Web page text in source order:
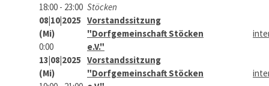
18:00 - 23:00 Stöcken
08|10|2025
(Mi)
0:00
Vorstandssitzung
"Dorfgemeinschaft Stöcken
e.V."
13|08|2025
(Mi)
Vorstandssitzung
"Dorfgemeinschaft Stöcken